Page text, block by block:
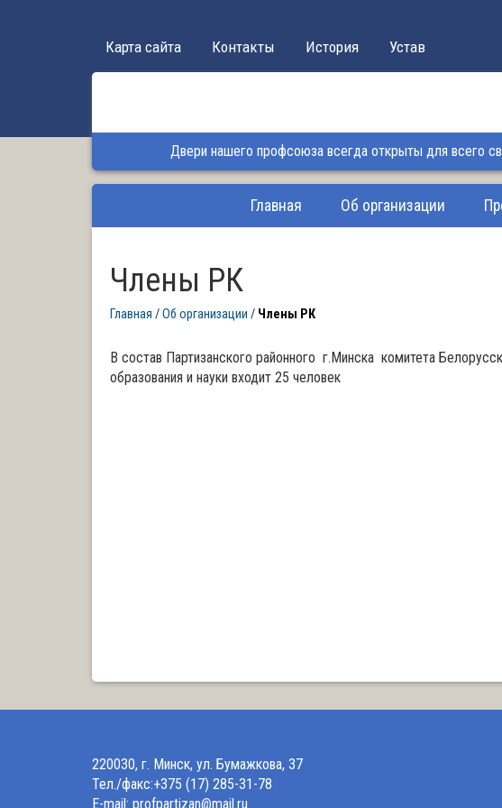
Карта сайта Контакты История Устав
Двери нашего профсоюза всегда открыты для всего
Главная Об организации
Члены РК
Главная /Об организации / Члены РК
В состав Партизанского районного г.Минска комитета
образования и науки входит 25 человек
220030, г. Минск, ул. Бумажкова, 37
Тел./факс:+375 (17) 285-31-78
E-mail: profpartizan@mail.ru